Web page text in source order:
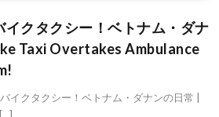
クタクシー！ベトナム・ダナ
Taxi Overtakes Ambulance
イクタクシー！ベトナム・ダナンの日常 |